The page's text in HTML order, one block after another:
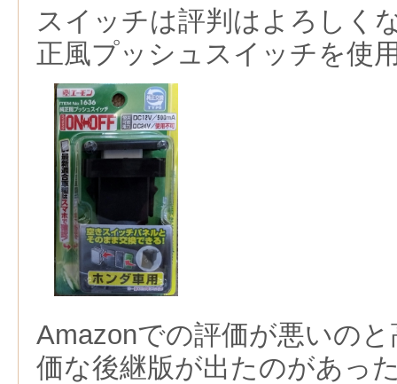
スイッチは評判はよろしく
正風プッシュスイッチを使
Amazonでの評価が悪いの
価な後継版が出たのがあっ